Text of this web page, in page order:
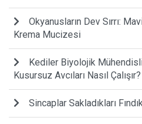
Okyanusların Dev Sırrı:
Krema Mucizesi
Kediler Biyolojik
Kusursuz Avcıları Nasıl Çalışır?
Sincaplar Sakladıkları